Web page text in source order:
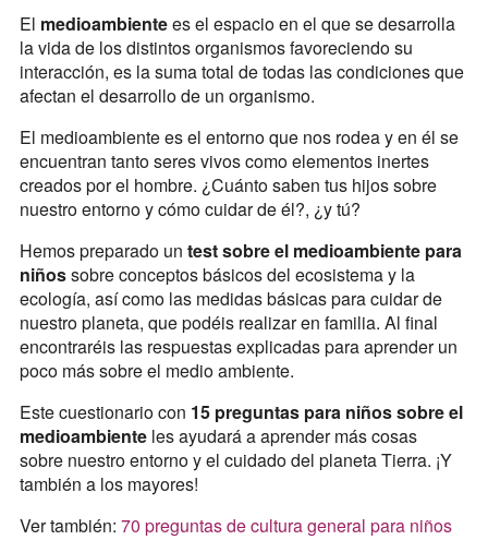
El medioambientees el espacio en el que se desarrolla
la vida de los distintos organismos favoreciendo su
interacción, es la suma total de todas las condiciones que
afectan el desarrollo de un organismo.
El medioambiente es el entorno que nos rodea y en él se
encuentran tanto seres vivos como elementos inertes
creados por el hombre. ¿Cuánto saben tus hijos sobre
nuestro entorno y cómo cuidar de él?, ¿y tú?
Hemos preparado un test sobre el medioambiente para
niñossobre conceptos básicos del ecosistema y la
ecología, así como las medidas básicas para cuidar de
nuestro planeta, que podéis realizar en familia. Al final
encontraréis las respuestas explicadas para aprender un
poco más sobre el medio ambiente.
Este cuestionario con 15 preguntas para niños sobre el
medioambienteles ayudará a aprender más cosas
sobre nuestro entorno y el cuidado del planeta Tierra. ¡Y
también a los mayores!
Ver también: 70 preguntas de cultura general para niños